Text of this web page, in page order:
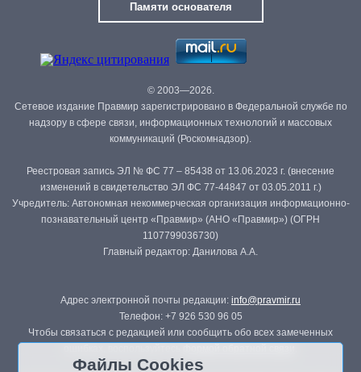
Памяти основателя
© 2003—2026.
Сетевое издание Правмир зарегистрировано в Федеральной службе по
надзору в сфере связи, информационных технологий и массовых
коммуникаций (Роскомнадзор).
Реестровая запись ЭЛ № ФС 77 – 85438 от 13.06.2023 г. (внесение
изменений в свидетельство ЭЛ ФС 77-44847 от 03.05.2011 г.)
Учредитель: Автономная некоммерческая организация информационно-
познавательный центр «Правмир» (АНО «Правмир») (ОГРН
1107799036730)
Главный редактор: Данилова А.А.
Адрес электронной почты редакции: info@pravmir.ru
Телефон: +7 926 530 96 05
Чтобы связаться с редакцией или сообщить обо всех замеченных
Файлы Cookies